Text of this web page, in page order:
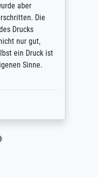
aber
Die
Drucks
nur gut,
ein Druck ist
Sinne.